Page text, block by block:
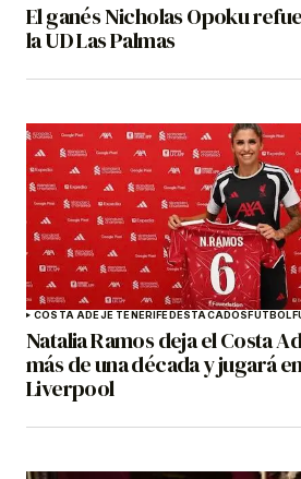
El ganés Nicholas Opoku
la UD Las Palmas
COSTA ADEJE TENERIFEDESTACADOSFÚTBOL
Natalia Ramos deja el Costa
más de una década y jugará
Liverpool